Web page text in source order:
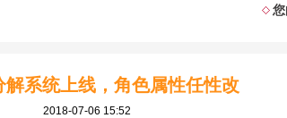
解系统上线，角色属性任性改
2018-07-06 15:52